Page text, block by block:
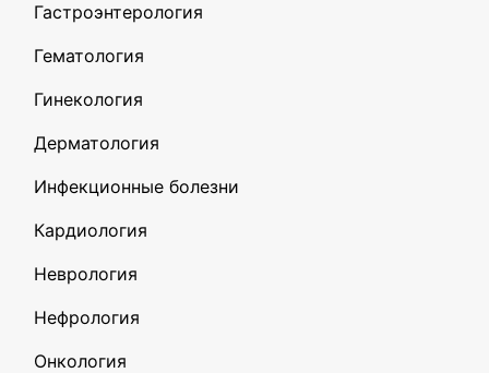
Гастроэнтерология
Гематология
Гинекология
Дерматология
Инфекционные болезни
Кардиология
Неврология
Нефрология
Онкология